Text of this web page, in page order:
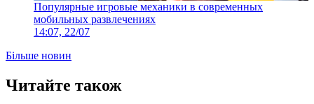
Популярные игровые механики в современных
мобильных развлечениях
14:07, 22/07
Більше новин
Читайте також